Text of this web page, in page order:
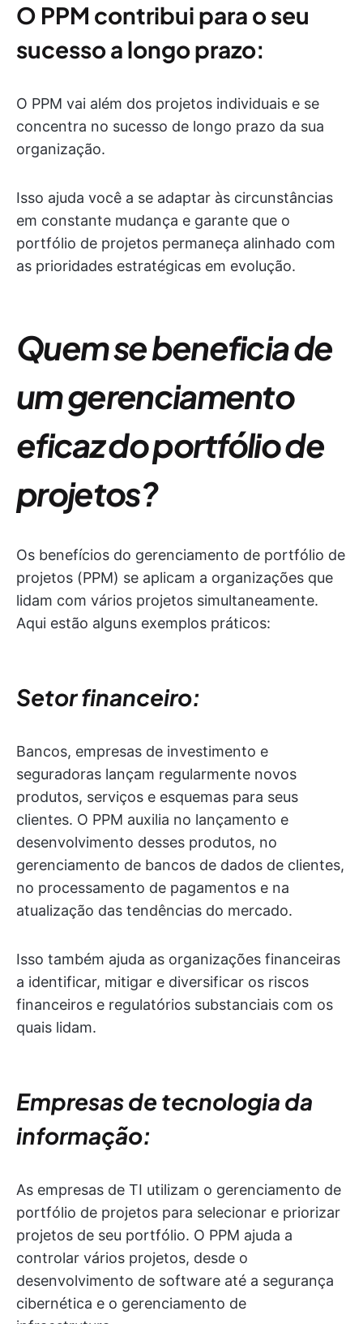
O PPM contribui para o seu
sucesso a longo prazo:
O PPM vai além dos projetos individuais e se
concentra no sucesso de longo prazo da sua
organização.
Isso ajuda você a se adaptar às circunstâncias
em constante mudança e garante que o
portfólio de projetos permaneça alinhado com
as prioridades estratégicas em evolução.
Quem se beneficia de
um gerenciamento
eficaz do portfólio de
projetos?
Os benefícios do gerenciamento de portfólio de
projetos (PPM) se aplicam a organizações que
lidam com vários projetos simultaneamente.
Aqui estão alguns exemplos práticos:
Setor financeiro:
Bancos, empresas de investimento e
seguradoras lançam regularmente novos
produtos, serviços e esquemas para seus
clientes. O PPM auxilia no lançamento e
desenvolvimento desses produtos, no
gerenciamento de bancos de dados de clientes,
no processamento de pagamentos e na
atualização das tendências do mercado.
Isso também ajuda as organizações financeiras
a identificar, mitigar e diversificar os riscos
financeiros e regulatórios substanciais com os
quais lidam.
Empresas de tecnologia da
informação:
As empresas de TI utilizam o gerenciamento de
portfólio de projetos para selecionar e priorizar
projetos de seu portfólio. O PPM ajuda a
controlar vários projetos, desde o
desenvolvimento de software até a segurança
cibernética e o gerenciamento de